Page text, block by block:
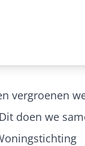
vergroenen
doen we